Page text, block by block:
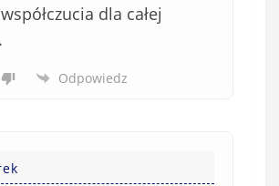
dla całej
Odpowiedz